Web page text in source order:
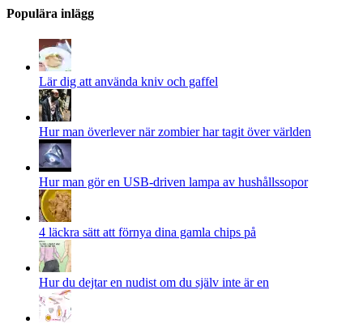
Populära inlägg
Lär dig att använda kniv och gaffel
Hur man överlever när zombier har tagit över världen
Hur man gör en USB-driven lampa av hushållssopor
4 läckra sätt att förnya dina gamla chips på
Hur du dejtar en nudist om du själv inte är en